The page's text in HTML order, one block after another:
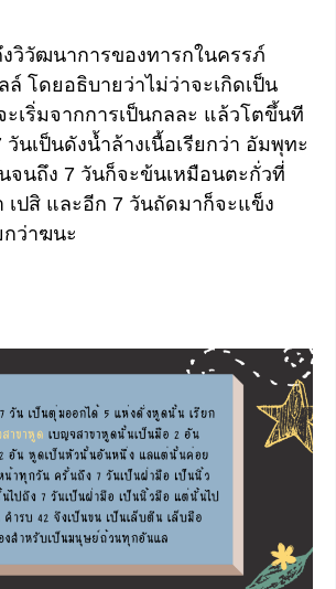
งวิวัฒนาการของทารกในครรภ์
ล์ โดยอธิบายว่าไม่ว่าจะเกิดเป็น
เริ่มจากการเป็นกลละ แล้วโตขึ้นที
วันเป็นดังน้ำล้างเนื้อเรียกว่า อัมพุทะ
จนถึง 7 วันก็จะข้นเหมือนตะกั่วที่
เปสิ และอีก 7 วันถัดมาก็จะแข็ง
กว่าฆนะ